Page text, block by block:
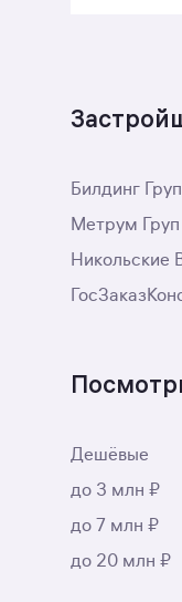
Билдинг
Метрум Груп
Никольские
Дешёвые
до 3 млн ₽
до 7 млн ₽
до 20 млн ₽